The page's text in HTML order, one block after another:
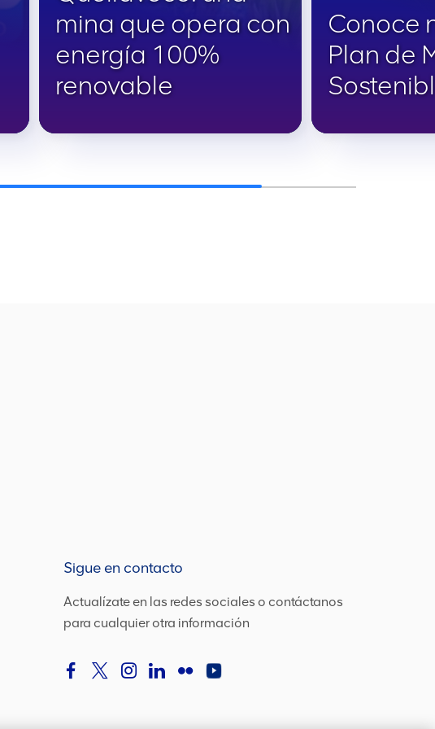
mina que opera con
energía 100%
renovable
Conoce
Plan de
Sigue en contacto
Actualízate en las redes sociales o contáctanos
para cualquier otra información